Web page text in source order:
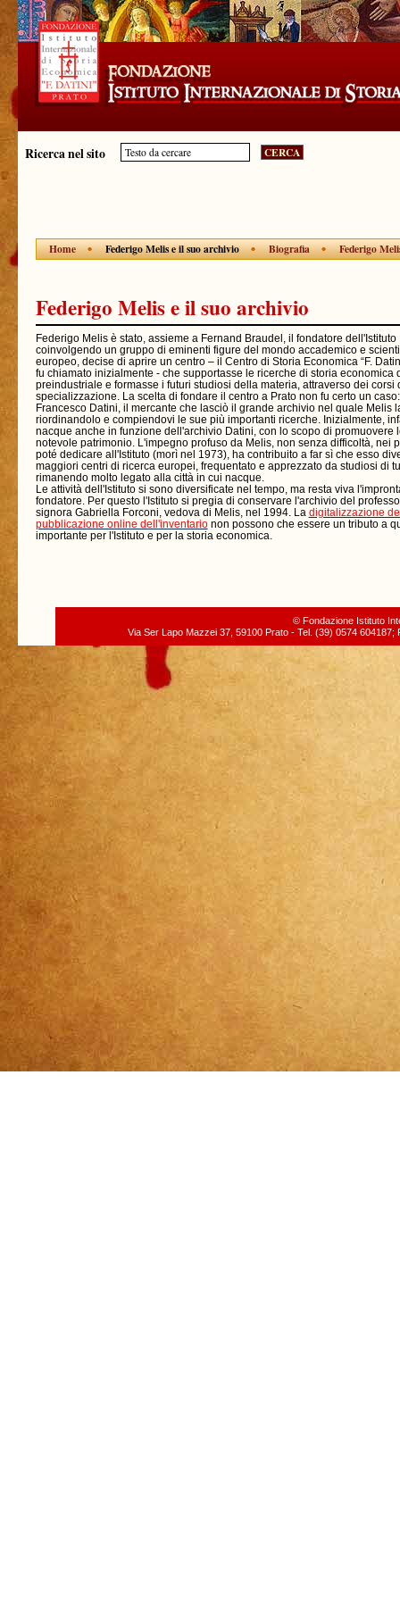
Ricerca nel sito
Home Federigo Melis e il suo archivio Biografia Federigo
Federigo Melis e il suo archivio
Federigo Melis è stato, assieme a Fernand Braudel, il fondatore
coinvolgendo un gruppo di eminenti figure del mondo accademico e
europeo, decise di aprire un centro – il Centro di Storia Economica “F.
fu chiamato inizialmente - che supportasse le ricerche di storia economica
preindustriale e formasse i futuri studiosi della materia, attraverso dei corsi
specializzazione. La scelta di fondare il centro a Prato non fu certo un
Francesco Datini, il mercante che lasciò il grande archivio nel quale Melis
riordinandolo e compiendovi le sue più importanti ricerche. Inizialmente,
nacque anche in funzione dell'archivio Datini, con lo scopo di promuovere
notevole patrimonio. L'impegno profuso da Melis, non senza difficoltà, nei
poté dedicare all'Istituto (morì nel 1973), ha contribuito a far sì che esso
maggiori centri di ricerca europei, frequentato e apprezzato da studiosi di
rimanendo molto legato alla città in cui nacque.
Le attività dell'Istituto si sono diversificate nel tempo, ma resta viva
fondatore. Per questo l'Istituto si pregia di conservare l'archivio del
signora Gabriella Forconi, vedova di Melis, nel 1994. La digitalizzazione
pubblicazione online dell'inventarionon possono che essere un tributo a
importante per l'Istituto e per la storia economica.
© Fondazione Istituto
Via Ser Lapo Mazzei 37, 59100 Prato - Tel. (39) 0574